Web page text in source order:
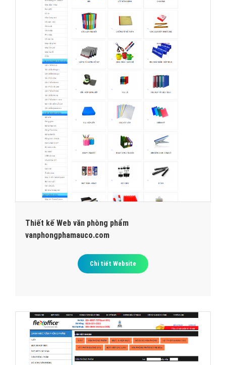
Thiết kế Web văn phòng phẩm
vanphongphamauco.com
Chi tiết Website